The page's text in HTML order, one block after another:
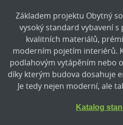
Základem projektu Obytný
vysoký standard vybavení
kvalitních materiálů,
moderním pojetím interiérů.
podlahovým vytápěním nebo
díky kterým budova dosahuje
Je tedy nejen moderní, ale
Katalog